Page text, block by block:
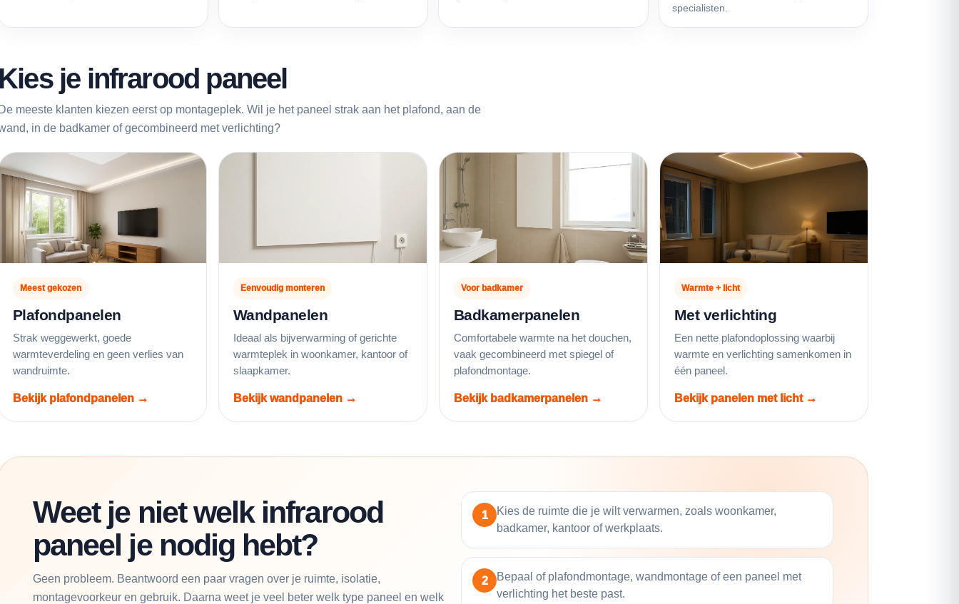
specialisten.
je infrarood paneel
meeste klanten kiezen eerst op montageplek. Wil je het paneel strak aan het plafond, aan de
in de badkamer of gecombineerd met verlichting?
Meest gekozen
Plafondpanelen
Strak weggewerkt, goede
warmteverdeling en geen verlies van
wandruimte.
Bekijk plafondpanelen →
Eenvoudig monteren
Wandpanelen
Ideaal als bijverwarming of gerichte
warmteplek in woonkamer, kantoor of
slaapkamer.
Bekijk wandpanelen →
Voor badkamer
Badkamerpanelen
Comfortabele warmte na het douchen,
vaak gecombineerd met spiegel of
plafondmontage.
Bekijk badkamerpanelen →
Warmte + licht
Met verlichting
Een nette plafondoplossing waarbij
warmte en verlichting samenkomen in
één paneel.
Bekijk panelen met licht →
Weet je niet welk infrarood
paneel je nodig hebt?
Geen probleem. Beantwoord een paar vragen over je ruimte, isolatie,
montagevoorkeur en gebruik. Daarna weet je veel beter welk type paneel en welk
1
Kies de ruimte die je wilt verwarmen, zoals woonkamer,
badkamer, kantoor of werkplaats.
2
Bepaal of plafondmontage, wandmontage of een paneel met
verlichting het beste past.